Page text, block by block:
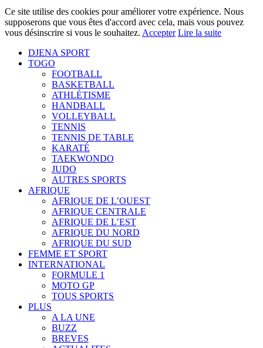
Ce site utilise des cookies pour améliorer votre expérience. Nous
supposerons que vous êtes d'accord avec cela, mais vous pouvez
vous désinscrire si vous le souhaitez. Accepter Lire la suite
DJENA SPORT
TOGO
FOOTBALL
BASKETBALL
ATHLÉTISME
HANDBALL
VOLLEYBALL
TENNIS
TENNIS DE TABLE
KARATÉ
TAEKWONDO
JUDO
AUTRES SPORTS
AFRIQUE
AFRIQUE DE L’OUEST
AFRIQUE CENTRALE
AFRIQUE DE L’EST
AFRIQUE DU NORD
AFRIQUE DU SUD
FEMME ET SPORT
INTERNATIONAL
FORMULE 1
MOTO GP
TOUS SPORTS
PLUS
A LA UNE
BUZZ
BREVES